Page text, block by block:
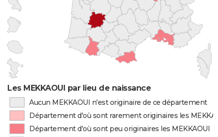
Les MEKKAOUI par lieu de naissance
Aucun MEKKAOUI n'est originaire de ce département
Département d'où sont rarement originaires les
Département d'où sont peu originaires les MEKKAOUI